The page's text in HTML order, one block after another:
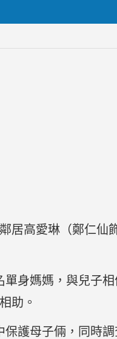
居高愛琳（鄭仁仙
身媽媽，與兒子
助。
護母子倆，同時